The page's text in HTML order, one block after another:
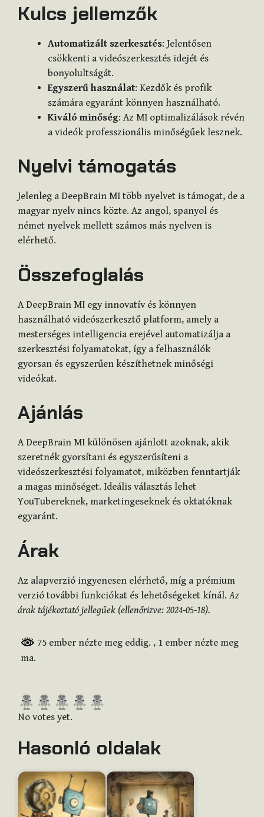
Kulcs jellemzők
Automatizált szerkesztés: Jelentősen
csökkenti a videószerkesztés idejét és
bonyolultságát.
Egyszerű használat: Kezdők és profik
számára egyaránt könnyen használható.
Kiváló minőség: Az MI optimalizálások révén
a videók professzionális minőségűek lesznek.
Nyelvi támogatás
Jelenleg a DeepBrain MI több nyelvet is támogat, de a
magyar nyelv nincs közte. Az angol, spanyol és
német nyelvek mellett számos más nyelven is
elérhető.
Összefoglalás
A DeepBrain MI egy innovatív és könnyen
használható videószerkesztő platform, amely a
mesterséges intelligencia erejével automatizálja a
szerkesztési folyamatokat, így a felhasználók
gyorsan és egyszerűen készíthetnek minőségi
videókat.
Ajánlás
A DeepBrain MI különösen ajánlott azoknak, akik
szeretnék gyorsítani és egyszerűsíteni a
videószerkesztési folyamatot, miközben fenntartják
a magas minőséget. Ideális választás lehet
YouTubereknek, marketingeseknek és oktatóknak
egyaránt.
Árak
Az alapverzió ingyenesen elérhető, míg a prémium
verzió további funkciókat és lehetőségeket kínál.Az
árak tájékoztató jellegűek (ellenőrizve: 2024-05-18).
75 ember nézte meg eddig. , 1 ember nézte meg
ma.
R
a
e
h
i
No votes yet.
Hasonló oldalak